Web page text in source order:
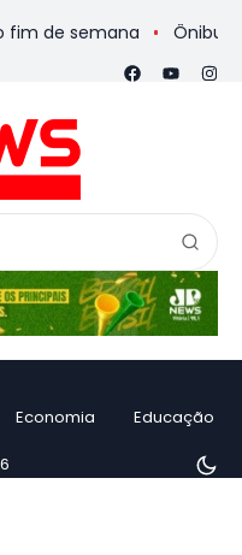
de semana Ônibus de
Economia Educação